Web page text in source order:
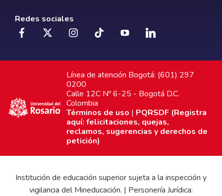
Redes sociales
Línea de atención Bogotá: (601) 297
0200
Calle 12C Nº 6-25 - Bogotá D.C.
Colombia
Términos de uso | PQRSDF (Registra
aquí: felicitaciones, quejas,
reclamos, sugerencias y derechos de
petición)
Institución de educación superior sujeta a la inspección y
vigilancia del Mineducación. | Personería Jurídica: